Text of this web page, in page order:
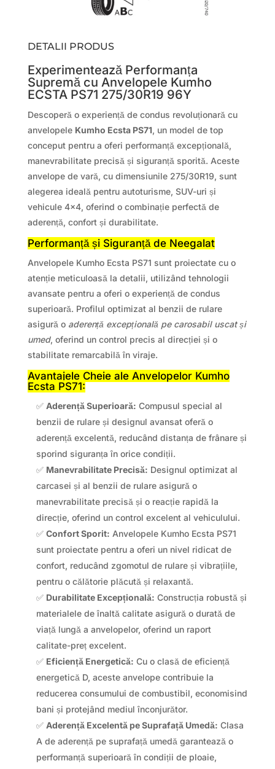
DETALII PRODUS
Experimentează Performanța
Supremă cu Anvelopele Kumho
ECSTA PS71 275/30R19 96Y
Descoperă o experiență de condus revoluționară cu
anvelopele Kumho Ecsta PS71, un model de top
conceput pentru a oferi performanță excepțională,
manevrabilitate precisă și siguranță sporită. Aceste
anvelope de vară, cu dimensiunile 275/30R19, sunt
alegerea ideală pentru autoturisme, SUV-uri și
vehicule 4×4, oferind o combinație perfectă de
aderență, confort și durabilitate.
Performanță și Siguranță de Neegalat
Anvelopele Kumho Ecsta PS71 sunt proiectate cu o
atenție meticuloasă la detalii, utilizând tehnologii
avansate pentru a oferi o experiență de condus
superioară. Profilul optimizat al benzii de rulare
asigură o aderență excepțională pe carosabil uscat și
umed, oferind un control precis al direcției și o
stabilitate remarcabilă în viraje.
Avantajele Cheie ale Anvelopelor Kumho
Ecsta PS71:
✅ Aderență Superioară: Compusul special al
benzii de rulare și designul avansat oferă o
aderență excelentă, reducând distanța de frânare și
sporind siguranța în orice condiții.
✅ Manevrabilitate Precisă: Designul optimizat al
carcasei și al benzii de rulare asigură o
manevrabilitate precisă și o reacție rapidă la
direcție, oferind un control excelent al vehiculului.
✅ Confort Sporit: Anvelopele Kumho Ecsta PS71
sunt proiectate pentru a oferi un nivel ridicat de
confort, reducând zgomotul de rulare și vibrațiile,
pentru o călătorie plăcută și relaxantă.
✅ Durabilitate Excepțională: Construcția robustă și
materialele de înaltă calitate asigură o durată de
viață lungă a anvelopelor, oferind un raport
calitate-preț excelent.
✅ Eficiență Energetică: Cu o clasă de eficiență
energetică D, aceste anvelope contribuie la
reducerea consumului de combustibil, economisind
bani și protejând mediul înconjurător.
✅ Aderență Excelentă pe Suprafață Umedă: Clasa
A de aderență pe suprafață umedă garantează o
performanță superioară în condiții de ploaie,